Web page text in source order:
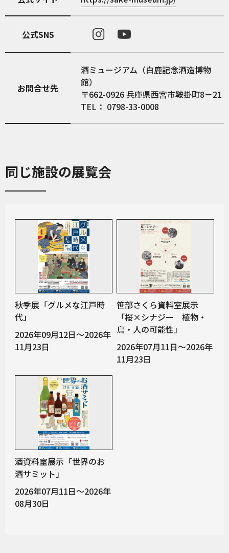
公式SNS
お問合せ先
酒ミュージアム（白鹿記念酒造博物
館）
〒662-0926 兵庫県西宮市鞍掛町8－21
TEL： 0798-33-0008
同じ施設の展覧会
秋季展「グルメな江戸時
代」
2026年09月12日～2026年
11月23日
笹部さくら資料室展示
「桜×シナジー 植物・
鳥・人の可能性」
2026年07月11日～2026年
11月23日
酒資料室展示「世界のお
酒サミット」
2026年07月11日～2026年
08月30日